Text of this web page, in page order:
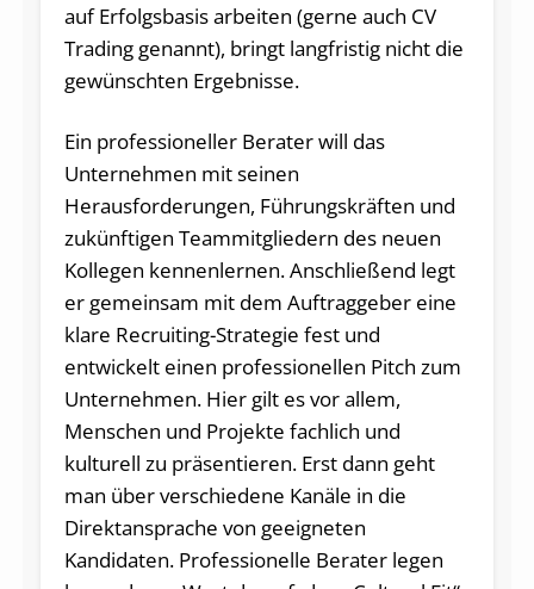
auf Erfolgsbasis arbeiten (gerne auch CV
Trading genannt), bringt langfristig nicht die
gewünschten Ergebnisse.
Ein professioneller Berater will das
Unternehmen mit seinen
Herausforderungen, Führungskräften und
zukünftigen Teammitgliedern des neuen
Kollegen kennenlernen. Anschließend legt
er gemeinsam mit dem Auftraggeber eine
klare Recruiting-Strategie fest und
entwickelt einen professionellen Pitch zum
Unternehmen. Hier gilt es vor allem,
Menschen und Projekte fachlich und
kulturell zu präsentieren. Erst dann geht
man über verschiedene Kanäle in die
Direktansprache von geeigneten
Kandidaten. Professionelle Berater legen